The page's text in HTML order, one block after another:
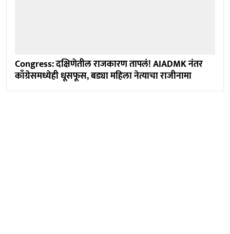
Congress: दक्षिणेतील राजकारण तापलं! AIADMK नंतर
काँग्रेसमध्येही धूसफूस, बड्या महिला नेत्याचा राजीनामा